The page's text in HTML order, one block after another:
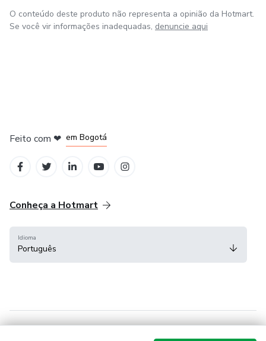
O conteúdo deste produto não representa a opinião da Hotmart.
Se você vir informações inadequadas, denuncie aqui
Feito com ❤ em Bogotá
Conheça a Hotmart
Idioma
Português